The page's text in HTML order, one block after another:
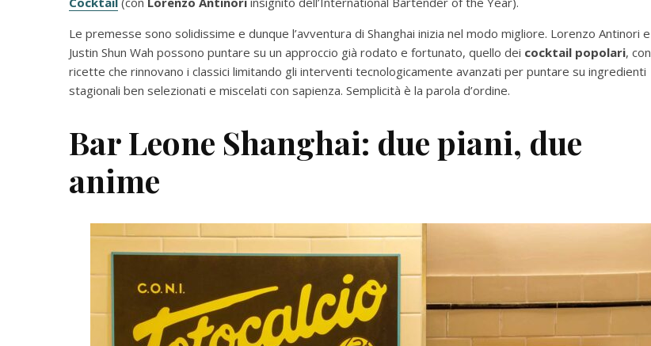
Le premesse sono solidissime e dunque l’avventura di Shanghai inizia nel modo migliore. Lorenzo Antinori e
Justin Shun Wah possono puntare su un approccio già rodato e fortunato, quello dei cocktail popolari, con
ricette che rinnovano i classici limitando gli interventi tecnologicamente avanzati per puntare su ingredienti
stagionali ben selezionati e miscelati con sapienza. Semplicità è la parola d’ordine.
Bar Leone Shanghai: due piani, due
anime